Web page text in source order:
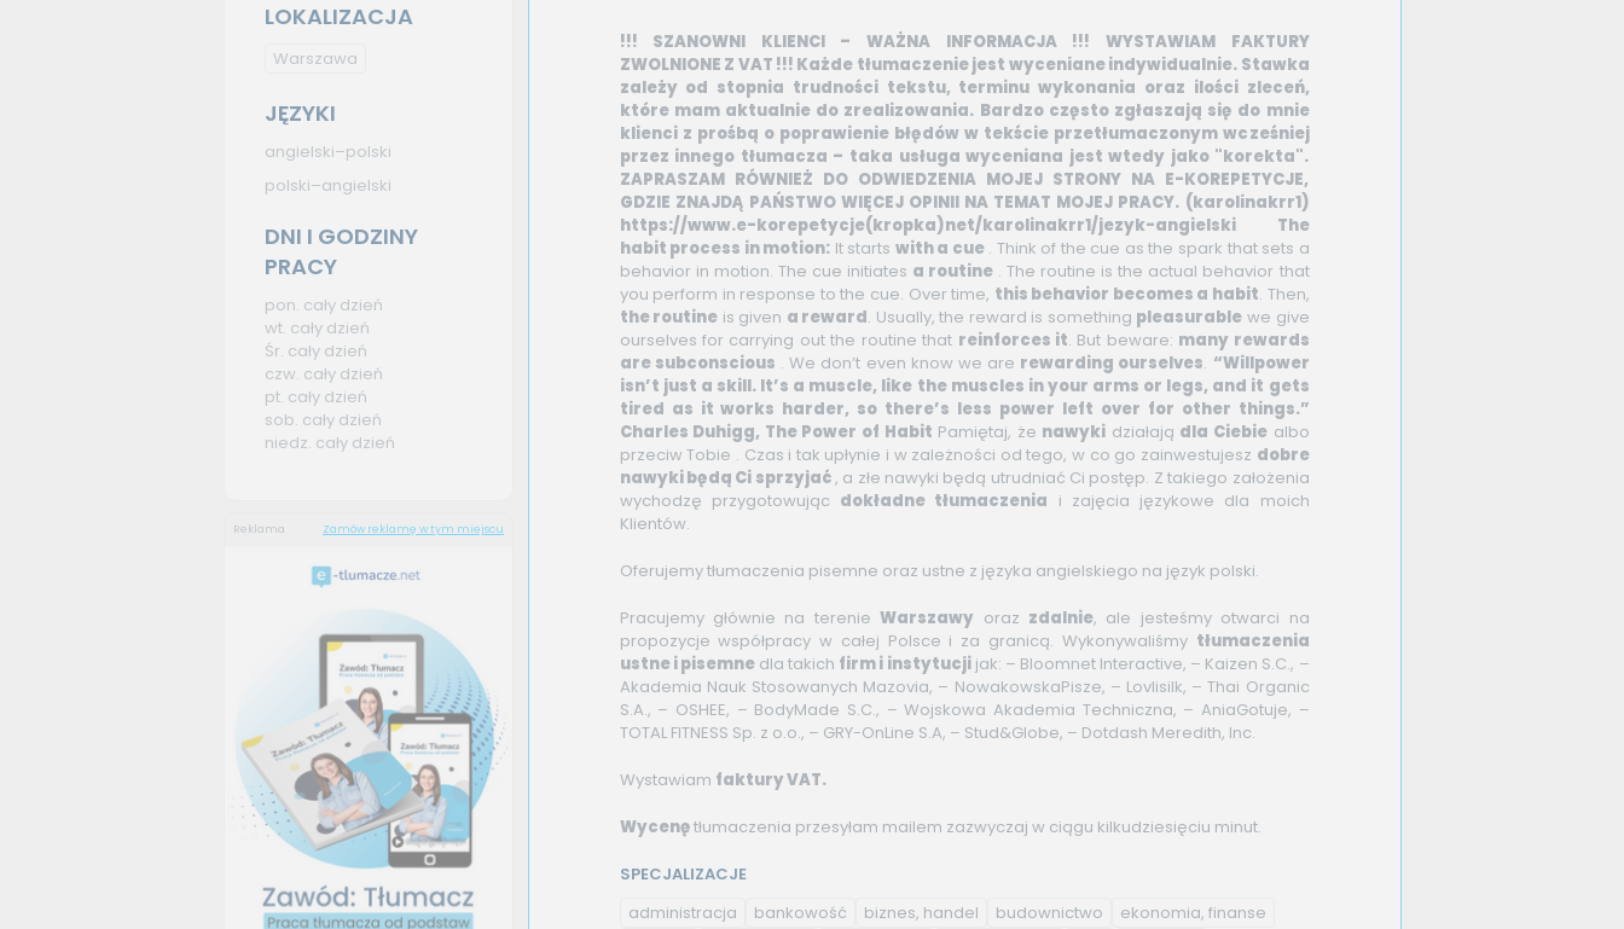
LOKALIZACJA
Warszawa
JĘZYKI
angielski–polski
polski–angielski
DNI I GODZINY
PRACY
pon. cały dzień
wt. cały dzień
Śr. cały dzień
czw. cały dzień
pt. cały dzień
sob. cały dzień
niedz. cały dzień
Reklama Zamów reklamę w tym miejscu
!!! SZANOWNI KLIENCI – WAŻNA INFORMACJA !!! WYSTAWIAM FAKTURY
ZWOLNIONE Z VAT !!! Każde tłumaczenie jest wyceniane indywidualnie. Stawka
zależy od stopnia trudności tekstu, terminu wykonania oraz ilości zleceń,
które mam aktualnie do zrealizowania. Bardzo często zgłaszają się do mnie
klienci z prośbą o poprawienie błędów w tekście przetłumaczonym wcześniej
przez innego tłumacza – taka usługa wyceniana jest wtedy jako "korekta".
ZAPRASZAM RÓWNIEŻ DO ODWIEDZENIA MOJEJ STRONY NA E-KOREPETYCJE,
GDZIE ZNAJDĄ PAŃSTWO WIĘCEJ OPINII NA TEMAT MOJEJ PRACY. (karolinakrr1)
https://www.e-korepetycje(kropka)net/karolinakrr1/jezyk-angielski
The
habit process in motion: It starts with a cue. Think of the cue as the spark that sets a
behavior in motion. The cue initiates a routine . The routine is the actual behavior that
you perform in response to the cue. Over time, this behavior becomes a habit. Then,
the routine is given a reward. Usually, the reward is something pleasurable we give
ourselves for carrying out the routine that reinforces it. But beware: many rewards
are subconscious . We don’t even know we are rewarding ourselves. “Willpower
isn’t just a skill. It’s a muscle, like the muscles in your arms or legs, and it gets
tired as it works harder, so there’s less power left over for other things.”
Charles Duhigg, The Power of Habit Pamiętaj, że nawyki działają dla Ciebiealbo
przeciw Tobie . Czas i tak upłynie i w zależności od tego, w co go zainwestujesz dobre
nawyki będą Ci sprzyjać, a złe nawyki będą utrudniać Ci postęp. Z takiego założenia
wychodzę przygotowując dokładne tłumaczenia i zajęcia językowe dla moich
Klientów.
Oferujemy tłumaczenia pisemne oraz ustne z języka angielskiego na język polski.
Pracujemy głównie na terenieWarszawy oraz zdalnie, ale jesteśmy otwarci na
propozycje współpracy w całej Polsce i za granicą. Wykonywaliśmy tłumaczenia
ustne i pisemnedla takich firm i instytucjijak: – Bloomnet Interactive, – Kaizen S.C., –
Akademia Nauk Stosowanych Mazovia, – NowakowskaPisze, – Lovlisilk, – Thai Organic
S.A., – OSHEE, – BodyMade S.C., – Wojskowa Akademia Techniczna, – AniaGotuje, –
TOTAL FITNESS Sp. z o.o., – GRY-OnLine S.A, – Stud&Globe, – Dotdash Meredith, Inc.
Wystawiam faktury VAT.
Wycenętłumaczenia przesyłam mailem zazwyczaj w ciągu kilkudziesięciu minut.
SPECJALIZACJE
administracja
bankowość biznes, handel budownictwo
ekonomia, finanse